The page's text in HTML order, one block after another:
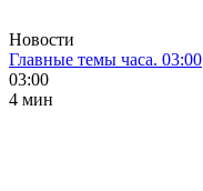
Новости
Главные темы часа. 03:00
03:00
4 мин